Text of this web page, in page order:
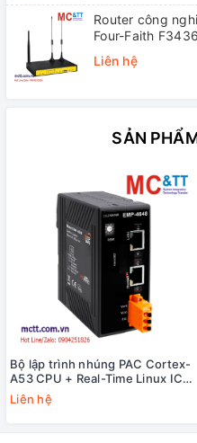
Router công
Four-Faith F3436
Liên hệ
SẢN
Bộ lập trình nhúng PAC Cortex-
A53 CPU + Real-Time Linux ICP
DAS EMP-4648 CR
Liên hệ